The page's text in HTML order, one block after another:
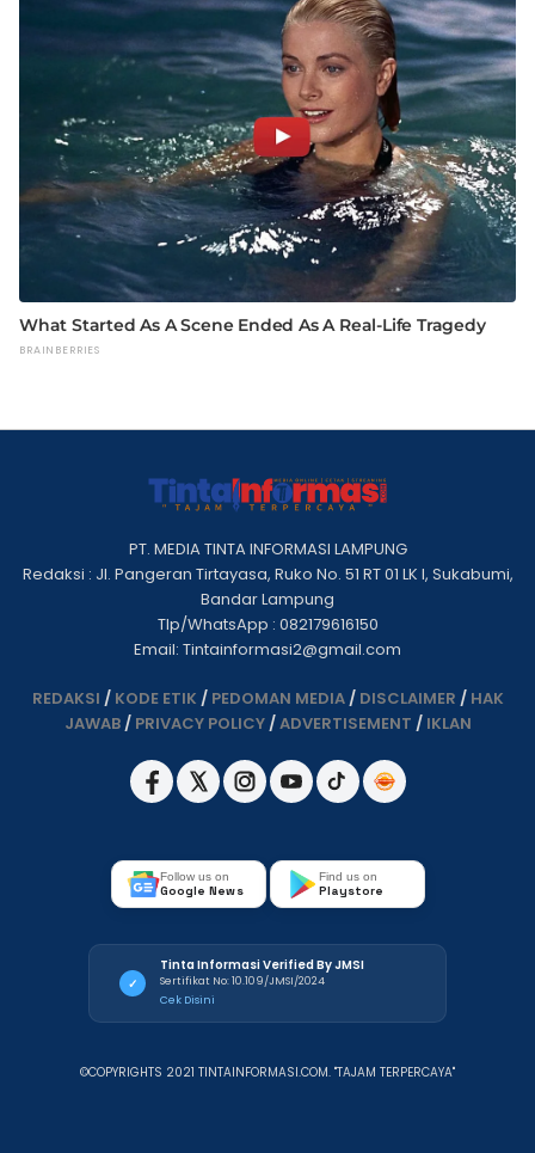
PT. MEDIA TINTA INFORMASI LAMPUNG
Redaksi : Jl. Pangeran Tirtayasa, Ruko No. 51 RT 01 LK I, Sukabumi,
Bandar Lampung
Tlp/WhatsApp : 082179616150
Email: Tintainformasi2@gmail.com
REDAKSI / KODE ETIK / PEDOMAN MEDIA/ DISCLAIMER / HAK
JAWAB/ PRIVACY POLICY/ADVERTISEMENT / IKLAN
Follow us on
Google News
Find us on
Playstore
✓
Tinta Informasi Verified By JMSI
Sertifikat No: 10.109/JMSI/2024
Cek Disini
©COPYRIGHTS 2021 TINTAINFORMASI.COM. "TAJAM TERPERCAYA"